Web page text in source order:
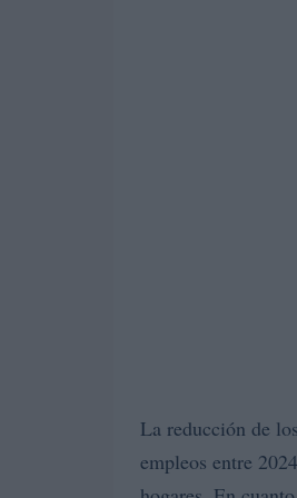
La reducción de
empleos entre